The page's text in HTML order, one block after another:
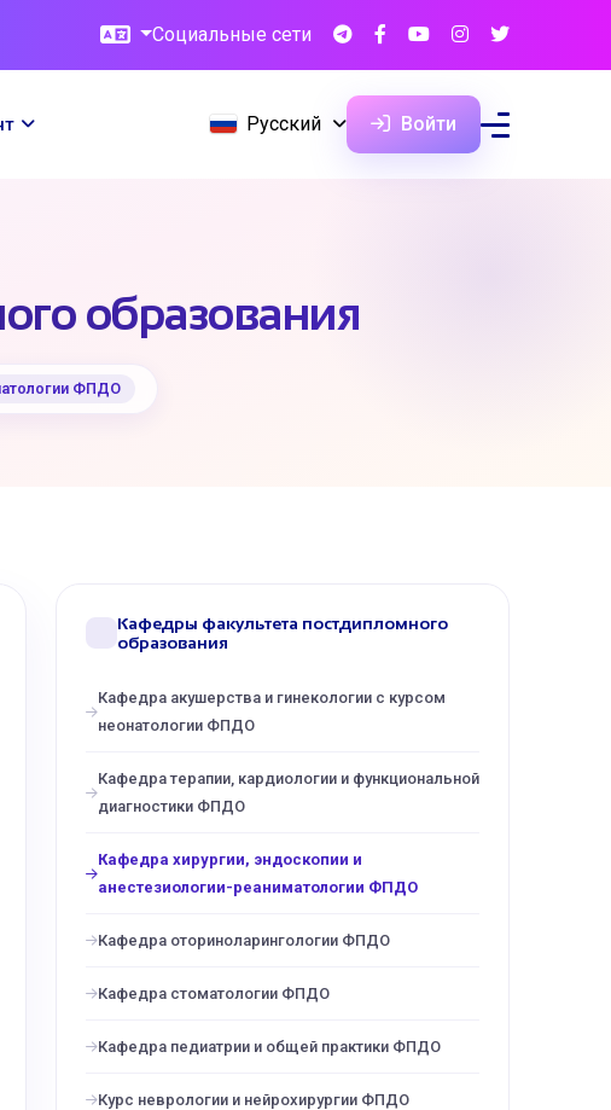
Социальные сети
Русский Войти
образования
ФПДО
Кафедры факультета постдипломного
образования
Кафедра акушерства и гинекологии с курсом
неонатологии ФПДО
Кафедра терапии, кардиологии и функциональной
диагностики ФПДО
Кафедра хирургии, эндоскопии и
анестезиологии-реаниматологии ФПДО
Кафедра оториноларингологии ФПДО
Кафедра стоматологии ФПДО
Кафедра педиатрии и общей практики ФПДО
Курс неврологии и нейрохирургии ФПДО